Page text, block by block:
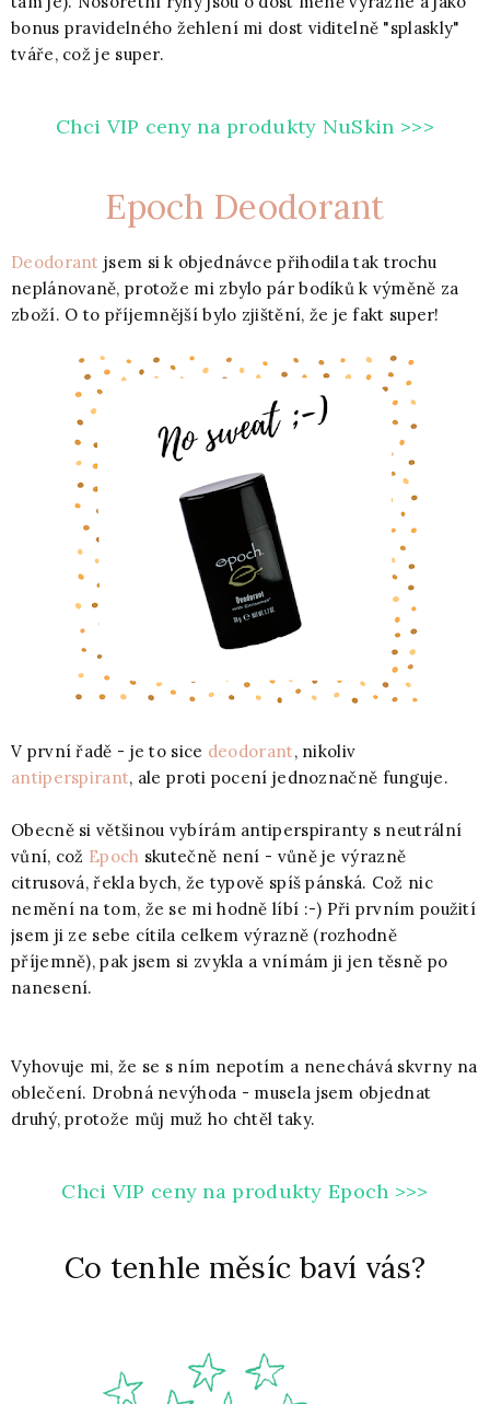
bonus pravidelného žehlení mi dost viditelně "splaskly"
tváře, což je super.
Chci VIP ceny na produkty NuSkin >>>
Epoch Deodorant
Deodorantjsem si k objednávce přihodila tak trochu
neplánovaně, protože mi zbylo pár bodíků k výměně za
zboží. O to příjemnější bylo zjištění, že je fakt super!
V první řadě - je to sice deodorant, nikoliv
antiperspirant, ale proti pocení jednoznačně funguje.
Obecně si většinou vybírám antiperspiranty s neutrální
vůní, což Epoch skutečně není - vůně je výrazně
citrusová, řekla bych, že typově spíš pánská. Což nic
nemění na tom, že se mi hodně líbí :-) Při prvním použití
jsem ji ze sebe cítila celkem výrazně (rozhodně
příjemně), pak jsem si zvykla a vnímám ji jen těsně po
nanesení.
Vyhovuje mi, že se s ním nepotím a nenechává skvrny na
oblečení. Drobná nevýhoda - musela jsem objednat
druhý, protože můj muž ho chtěl taky.
Chci VIP ceny na produkty Epoch >>>
Co tenhle měsíc baví vás?